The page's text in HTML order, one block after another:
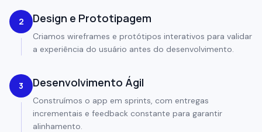
2 Design e Prototipagem
Criamos wireframes e protótipos interativos para validar
a experiência do usuário antes do desenvolvimento.
3 Desenvolvimento Ágil
Construímos o app em sprints, com entregas
incrementais e feedback constante para garantir
alinhamento.